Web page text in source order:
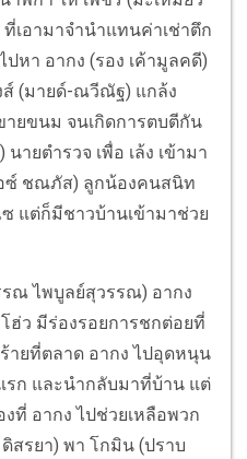
เอามาจำนำแทนค่าเช่าตึก
ปหา อากง (รอง เค้ามูลคดี)
ส์ (มายด์-ณวีณัฐ) แกล้ง
ายขนม จนเกิดการตบตีกัน
ยตำรวจ เพื่อ เล้ง เข้ามา
ซ์ ชณภัส) ลูกน้องคนสนิท
แต่ก็มีชาวบ้านเข้ามาช่วย
ณ ไพบูลย์สุวรรณ) อากง
ฮ่ว มีร่องรอยการชกต่อยที่
ายที่ตลาด อากง ไปอุดหนุน
รก และนำกลับมาที่บ้าน แต่
ที่ อากง ไปช่วยเหลือพวก
สรยา) พา โกมิน (ปราบ